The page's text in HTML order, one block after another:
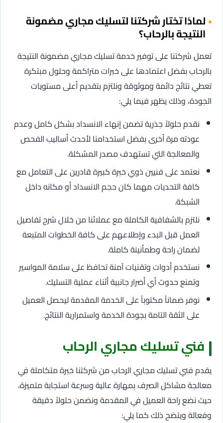
لماذا تختار شركتنا لتسليك مجاري مضمونة
النتيجة بالرحاب؟
تعمل شركتنا على توفير خدمة تسليك مجاري مضمونة النتيجة
بالرحاب بفضل اعتمادها على خبرات متراكمة وحلول مبتكرة
تعطي نتائج دائمة وموثوقة ونلتزم بتقديم أعلى مستويات
الجودة، وذلك يظهر فيما يلي:
نقدم حلولاً جذرية تضمن إنهاء الانسداد بشكل كامل وعدم
عودته مرة أخرى بفضل استخدامنا لأحدث أساليب الفحص
والمعالجة التي تستهدف مصدر المشكلة.
نعتمد على فنيين ذوي خبرة كبيرة قادرين على التعامل مع
كافة التحديات مهما كان حجم الانسداد أو مكانه داخل
الشبكة.
نلتزم بالشفافية الكاملة مع عملائنا من خلال شرح تفاصيل
العمل قبل البدء وإطلاعهم على كافة الخطوات المتبعة
لضمان راحة وطمأنينة كاملة.
نستخدم أدوات وتقنيات آمنة تحافظ على سلامة المواسير
وتمنع حدوث أي أضرار جانبية أثناء عملية التسليك.
نوفر ضماناً مكتوباً على الخدمة المقدمة ليحصل العميل
على الثقة التامة بجودة الخدمة واستمرارية النتائج.
فني تسليك مجاري الرحاب
يقدم فني تسليك مجاري الرحاب من شركتنا خبرة متكاملة في
معالجة مشاكل الصرف بمهارة عالية وسرعة استجابة متميزة،
حيث نضع راحة العميل في المقدمة ونضمن حلولاً دقيقة
وفعالة ويتضح ذلك كما يلي: